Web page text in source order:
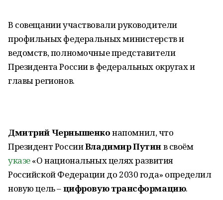
В совещании участвовали руководители
профильных федеральных министерств и
ведомств, полномочные представители
Президента России в федеральных округах и
главы регионов.
Дмитрий Чернышенконапомнил, что
Президент РоссииВладимир Путинв своём
указе«О национальных целях развития
Российской Федерации до 2030 года» определил
новую цель –цифровую трансформацию.